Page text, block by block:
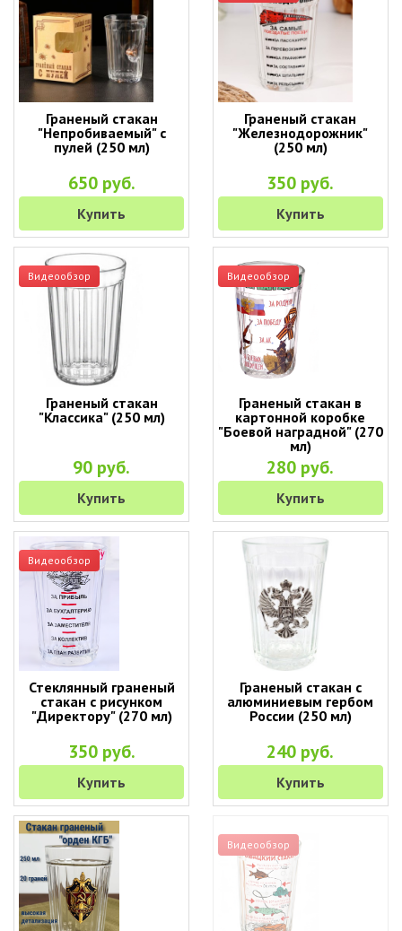
Граненый стакан
"Непробиваемый" с
пулей (250 мл)
650 руб.
Купить
Граненый стакан
"Железнодорожник"
(250 мл)
350 руб.
Купить
Видеообзор
Граненый стакан
"Классика" (250 мл)
90 руб.
Купить
Видеообзор
Граненый стакан в
картонной коробке
"Боевой наградной" (270
мл)
280 руб.
Купить
Видеообзор
Стеклянный граненый
стакан с рисунком
"Директору" (270 мл)
350 руб.
Купить
Граненый стакан с
алюминиевым гербом
России (250 мл)
240 руб.
Купить
Видеообзор